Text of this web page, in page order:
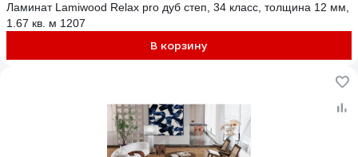
Ламинат Lamiwood Relax pro дуб степ, 34 класс, толщина 12 мм,
1.67 кв. м 1207
В корзину